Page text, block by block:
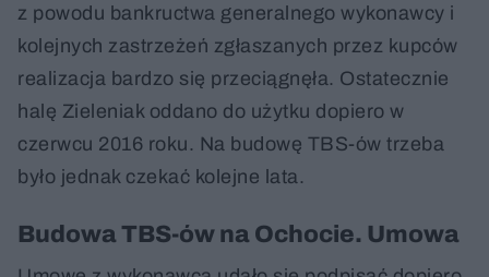
z powodu bankructwa generalnego wykonawcy i
kolejnych zastrzeżeń zgłaszanych przez kupców
realizacja bardzo się przeciągnęła. Ostatecznie
halę Zieleniak oddano do użytku dopiero w
czerwcu 2016 roku. Na budowę TBS-ów trzeba
było jednak czekać kolejne lata.
Budowa TBS-ów na Ochocie. Umowa